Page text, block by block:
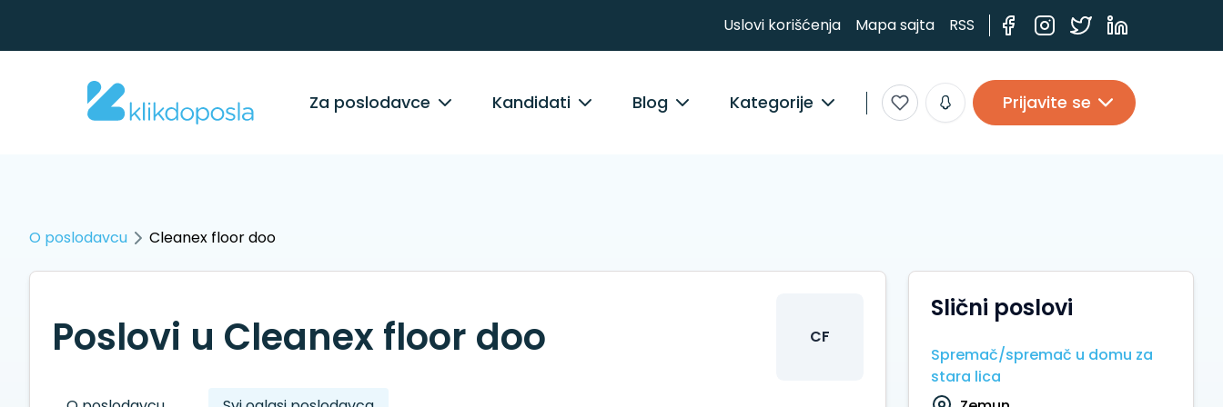
Uslovi korišćenja Mapa sajta RSS
Za poslodavce Kandidati Blog Kategorije Prijavite se
O poslodavcu Cleanex floor doo
Poslovi u Cleanex floor doo CF
Slični poslovi
Spremač/spremač u domu za
stara lica